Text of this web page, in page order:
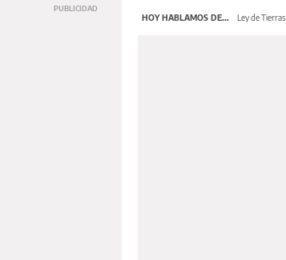
HOY HABLAMOS DE... Ley de Tierras